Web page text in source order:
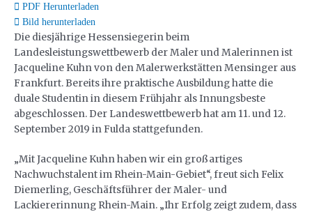
PDF Herunterladen
Bild herunterladen
Die diesjährige Hessensiegerin beim
Landesleistungswettbewerb der Maler und Malerinnen ist
Jacqueline Kuhn von den Malerwerkstätten Mensinger aus
Frankfurt. Bereits ihre praktische Ausbildung hatte die
duale Studentin in diesem Frühjahr als Innungsbeste
abgeschlossen. Der Landeswettbewerb hat am 11. und 12.
September 2019 in Fulda stattgefunden.
„Mit Jacqueline Kuhn haben wir ein großartiges
Nachwuchstalent im Rhein-Main-Gebiet“, freut sich Felix
Diemerling, Geschäftsführer der Maler- und
Lackiererinnung Rhein-Main. „Ihr Erfolg zeigt zudem, dass